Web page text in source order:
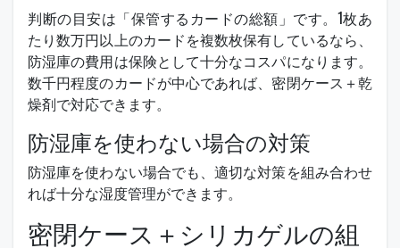
判断の目安は「保管するカードの総額」です。1枚あ
たり数万円以上のカードを複数枚保有しているなら、
防湿庫の費用は保険として十分なコスパになります。
数千円程度のカードが中心であれば、密閉ケース＋乾
燥剤で対応できます。
防湿庫を使わない場合の対策
防湿庫を使わない場合でも、適切な対策を組み合わせ
れば十分な湿度管理ができます。
密閉ケース＋シリカゲルの組